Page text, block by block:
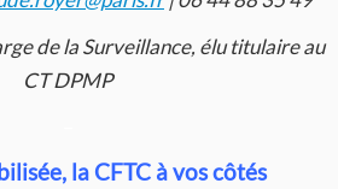
de la Surveillance, élu titulaire au
CT DPMP
la CFTC à vos côtés